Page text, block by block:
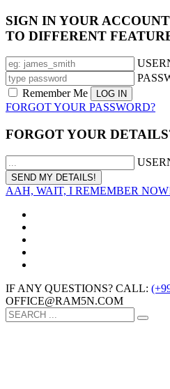
SIGN IN YOUR
TO DIFFERENT
Remember Me
FORGOT YOUR PASSWORD?
FORGOT YOUR
AAH, WAIT, I REMEMBER
IF ANY QUESTIONS? CALL:
OFFICE@RAM5N.COM